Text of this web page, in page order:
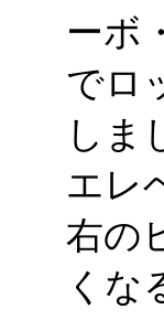
ーボ
でロ
しま
エレ
右の
くな